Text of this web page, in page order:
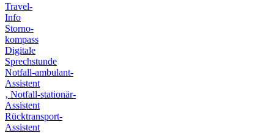
Travel-
Info
Storno-
kompass
Digitale
Sprechstunde
Notfall-ambulant-
Assistent
‚ Notfall-stationär-
Assistent
Rücktransport-
Assistent